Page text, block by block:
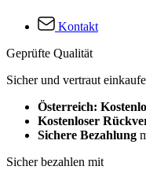
Kontakt
Geprüfte Qualität
Sicher und vertraut
Österreich:
Kostenloser
Sichere Bezahlung
Sicher bezahlen mit